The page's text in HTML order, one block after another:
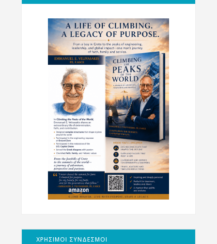
ΧΡΗΣΙΜΟΙ ΣΥΝΔΕΣΜΟΙ